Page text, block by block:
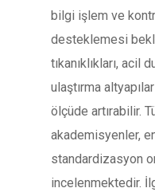
bilgi işlem ve
desteklemesi
tıkanıklıkları, acil
ulaştırma
ölçüde artırabilir.
akademisyenler,
standardizasyon
incelenmektedir.